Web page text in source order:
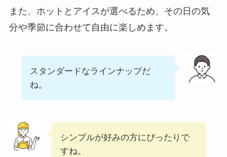
すめ料理も紹介
ガストの宅配メニュ
リーの注文方法も解
説
い順に全メニューま
とめ
また、ホットとアイスが選べるため、その日の気
分や季節に合わせて自由に楽しめます。
スタンダードなラインナップだ
ね。
シンプルが好みの方にぴったりで
すね。